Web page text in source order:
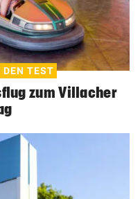
DEN TEST
zum Villacher